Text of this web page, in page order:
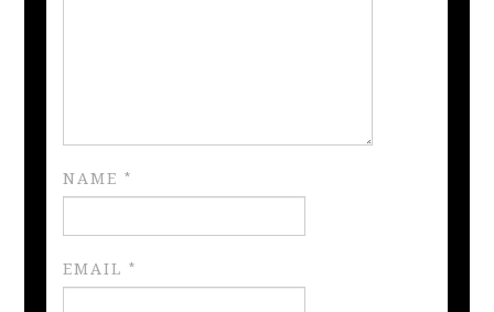
NAME*
EMAIL*